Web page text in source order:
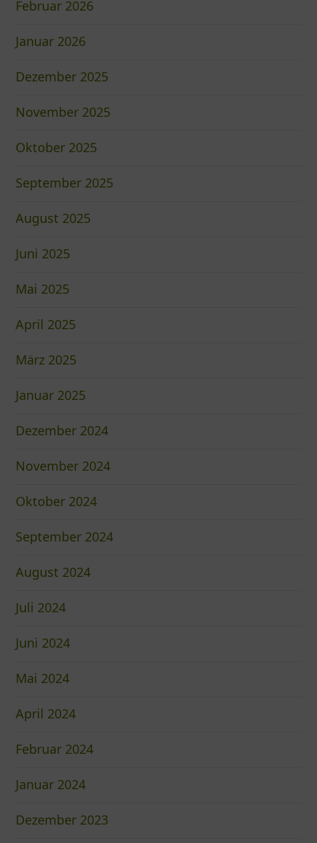
Februar 2026
Januar 2026
Dezember 2025
November 2025
Oktober 2025
September 2025
August 2025
Juni 2025
Mai 2025
April 2025
März 2025
Januar 2025
Dezember 2024
November 2024
Oktober 2024
September 2024
August 2024
Juli 2024
Juni 2024
Mai 2024
April 2024
Februar 2024
Januar 2024
Dezember 2023